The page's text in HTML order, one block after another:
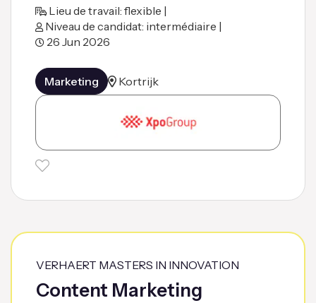
Lieu de travail: flexible |
Niveau de candidat: intermédiaire |
26 Jun 2026
Marketing Kortrijk
VERHAERT MASTERS IN INNOVATION
Content Marketing